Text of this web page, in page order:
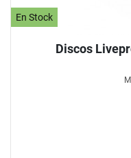
En Stock
Discos